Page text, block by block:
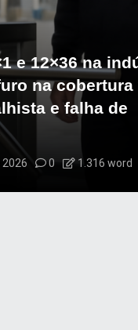
e 12×36 na
na cobertura
e falha de
2026 0 1.316 word